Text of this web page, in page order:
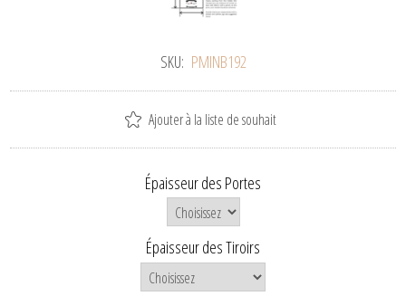
SKU: PMINB192
Ajouter à la liste de souhait
Épaisseur des Portes
Épaisseur des Tiroirs